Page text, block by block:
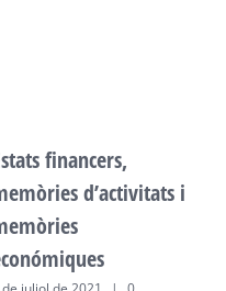
financers,
d’activitats i